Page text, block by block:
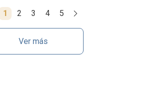
1 2 3 4 5
Ver más